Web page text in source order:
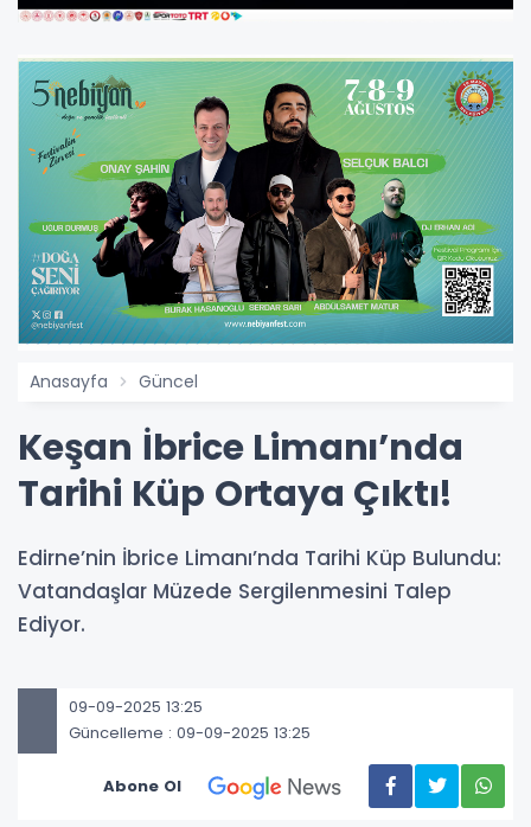
Anasayfa Güncel
Keşan İbrice Limanı’nda
Tarihi Küp Ortaya Çıktı!
Edirne’nin İbrice Limanı’nda Tarihi Küp Bulundu:
Vatandaşlar Müzede Sergilenmesini Talep
Ediyor.
09-09-2025 13:25
Güncelleme : 09-09-2025 13:25
Abone Ol